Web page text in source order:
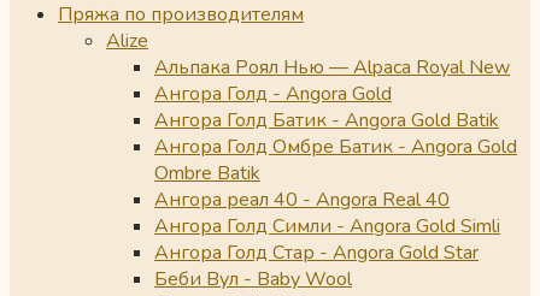
Пряжа по производителям
Alize
Альпака Роял Нью — Alpaca Royal New
Ангора Голд - Angora Gold
Ангора Голд Батик - Angora Gold Batik
Ангора Голд Омбре Батик - Angora Gold
Ombre Batik
Ангора реал 40 - Angora Real 40
Ангора Голд Симли - Angora Gold Simli
Ангора Голд Стар - Angora Gold Star
Беби Вул - Baby Wool